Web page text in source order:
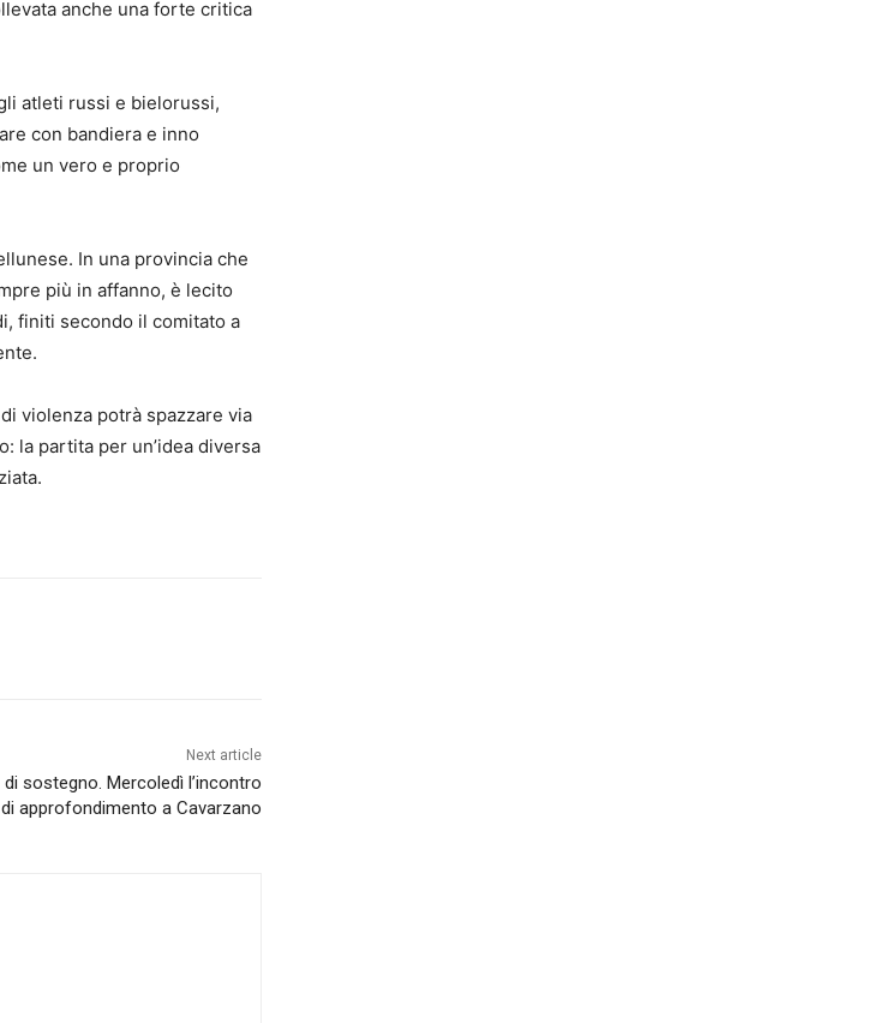
anche una forte critica
atleti russi e bielorussi,
con bandiera e inno
un vero e proprio
In una provincia che
più in affanno, è lecito
finiti secondo il comitato a
violenza potrà spazzare via
la partita per un’idea diversa
Next article
sostegno. Mercoledì l’incontro
di approfondimento a Cavarzano